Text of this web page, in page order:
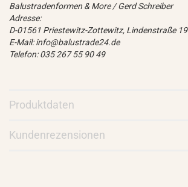
Balustradenformen & More / Gerd Schreiber
Adresse:
D-01561 Priestewitz-Zottewitz, Lindenstraße 19
E-Mail: info@balustrade24.de
Telefon: 035 267 55 90 49
Produktdaten
Kundenrezensionen